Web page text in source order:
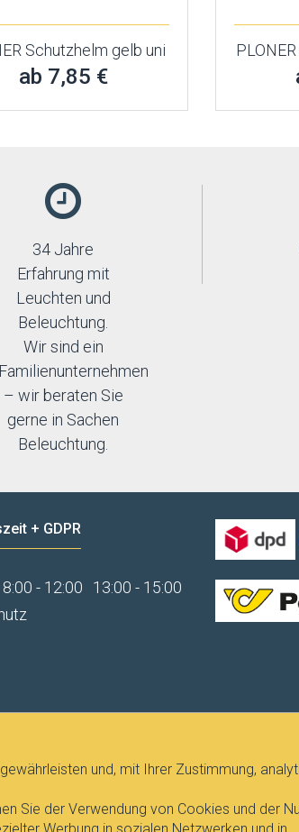
Schutzhelm gelb uni
ab 7,85 €
34 Jahre
Erfahrung mit
Leuchten und
Beleuchtung.
Wir sind ein
Familienunternehmen
– wir beraten Sie
gerne in Sachen
Beleuchtung.
+ GDPR
8:00 - 12:00
13:00 - 15:00
und, mit Ihrer Zustimmung,
Sie der Verwendung von Cookies und der